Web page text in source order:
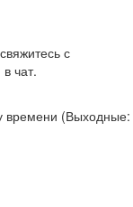
с
чат.
времени (Выходные: